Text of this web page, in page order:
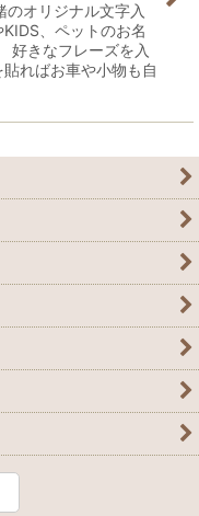
オリジナル文字入
、ペットのお名
好きなフレーズを入
ればお車や小物も自